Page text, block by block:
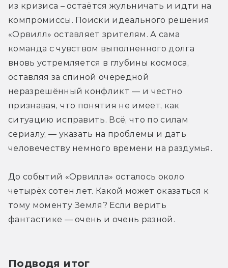
из кризиса – остаётся жульничать и идти на
компромиссы. Поиски идеального решения
«Орвилл» оставляет зрителям. А сама
команда с чувством выполненного долга
вновь устремляется в глубины космоса,
оставляя за спиной очередной
неразрешённый конфликт — и честно
признавая, что понятия не имеет, как
ситуацию исправить. Всё, что по силам
сериалу, — указать на проблемы и дать
человечеству немного времени на раздумья.
До событий «Орвилла» осталось около
четырёх сотен лет. Какой может оказаться к
тому моменту Земля? Если верить
фантастике — очень и очень разной.
Подводя итог